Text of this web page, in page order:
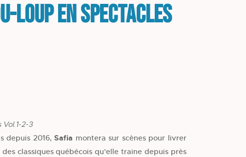
Loup en spectacles
Vol.1-2-3
depuis 2016,Safia montera sur scènes pour livrer
classiques québécois qu’elle traine depuis près